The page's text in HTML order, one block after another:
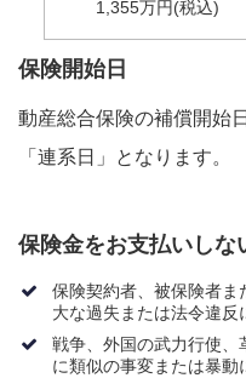
1,355万円(税込)
保険開始日
動産総合保険の補償開始
「連系日」となります。
保険金をお支払いしな
保険契約者、被保険者
大な過失または法令違反
戦争、外国の武力行使、
に類似の事変または暴動